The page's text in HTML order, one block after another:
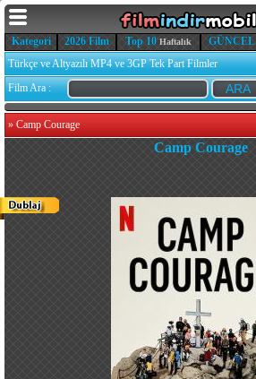
Kategori 2026 Film Top 10 Haftalık GÜNCEL
Türkçe ve Altyazılı MP4 ve 3GP Tek Part Filmler
Film Ara :
» Camp Courage
Camp Courage